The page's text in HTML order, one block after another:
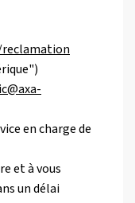
en charge de
et à vous
un délai